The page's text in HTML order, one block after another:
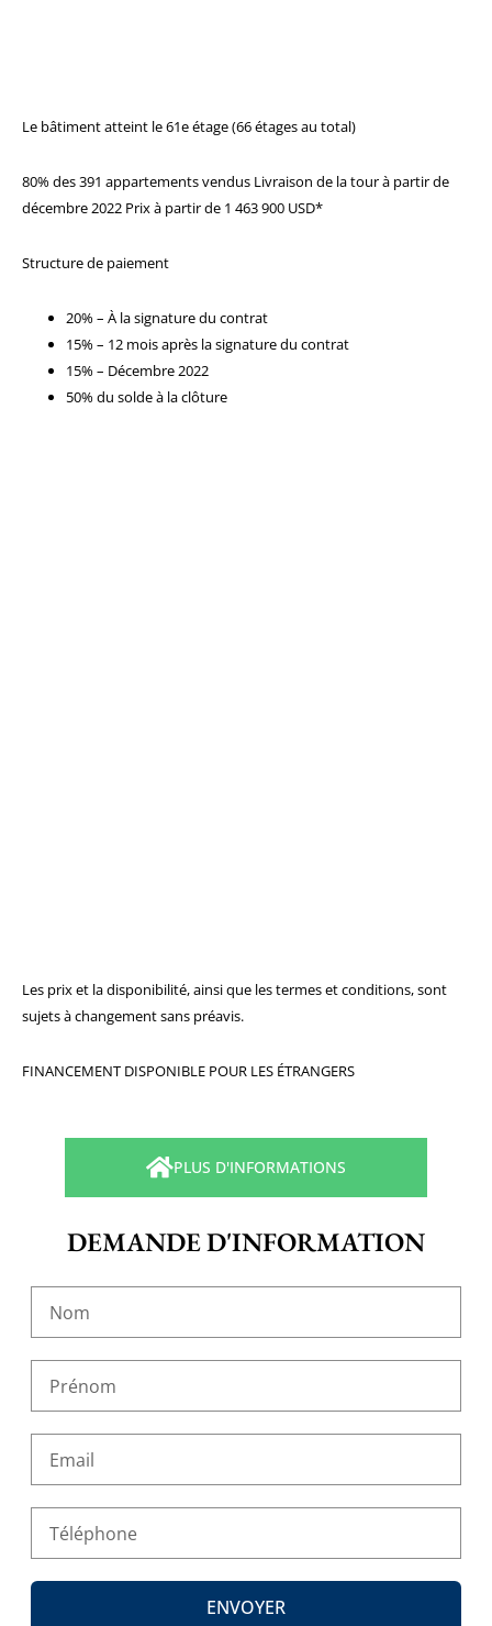
Le bâtiment atteint le 61e étage (66 étages au total)
80% des 391 appartements vendus Livraison de la tour à partir de
décembre 2022 Prix à partir de 1 463 900 USD*
Structure de paiement
20% – À la signature du contrat
15% – 12 mois après la signature du contrat
15% – Décembre 2022
50% du solde à la clôture
Les prix et la disponibilité, ainsi que les termes et conditions, sont
sujets à changement sans préavis.
FINANCEMENT DISPONIBLE POUR LES ÉTRANGERS
PLUS D'INFORMATIONS
DEMANDE D'INFORMATION
ENVOYER